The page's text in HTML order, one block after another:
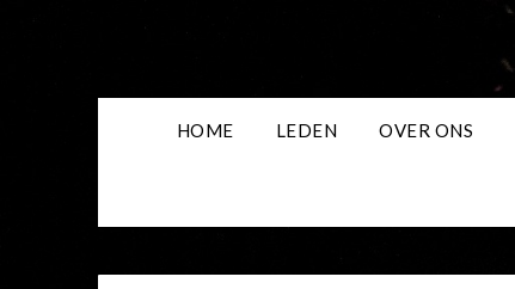
HOME LEDEN OVER ONS